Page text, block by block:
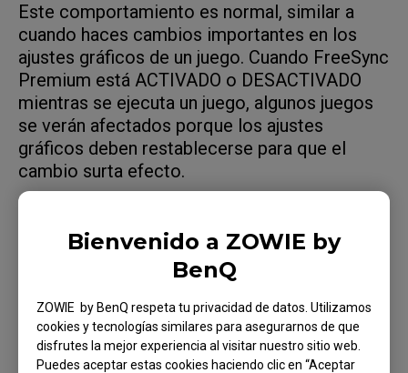
Bienvenido a ZOWIE by
BenQ
ZOWIE by BenQ respeta tu privacidad de datos. Utilizamos
cookies y tecnologías similares para asegurarnos de que
disfrutes la mejor experiencia al visitar nuestro sitio web.
Puedes aceptar estas cookies haciendo clic en “Aceptar
Este comportamiento es normal, similar a
cuando haces cambios importantes en los
ajustes gráficos de un juego. Cuando FreeSync
Premium está ACTIVADO o DESACTIVADO
mientras se ejecuta un juego, algunos juegos
se verán afectados porque los ajustes
gráficos deben restablecerse para que el
cambio surta efecto.
Modelos aplicables
XL2546X+ (24.1"), XL2566X+ (24.1"), XL2586X+
(24.1")